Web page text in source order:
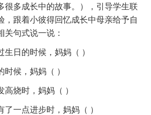
很多成长中的故事。），引导学生联
，跟着小彼得回忆成长中母亲给予自
关句式说一说：
生日的时候，妈妈（ ）
时候，妈妈（ ）
高烧时，妈妈（ ）
了一点进步时，妈妈（ ）